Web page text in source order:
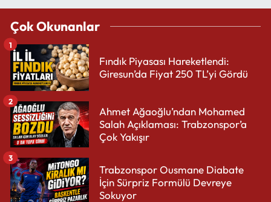
Çok Okunanlar
Fındık Piyasası Hareketlendi:
Giresun’da Fiyat 250 TL’yi Gördü
1
Ahmet Ağaoğlu’ndan Mohamed
Salah Açıklaması: Trabzonspor’a
Çok Yakışır
2
Trabzonspor Ousmane Diabate
İçin Sürpriz Formülü Devreye
Sokuyor
3